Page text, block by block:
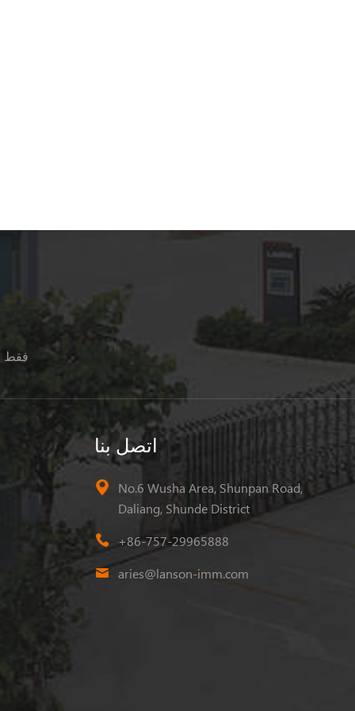
فقط
اتصل بنا
No.6 Wusha Area, Shunpan Road,
Daliang, Shunde District
+86-757-29965888
aries@lanson-imm.com